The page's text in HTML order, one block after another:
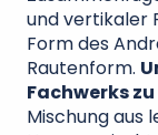
und vertikaler
Form des
Rautenform.
Fachwerks zu
Mischung aus